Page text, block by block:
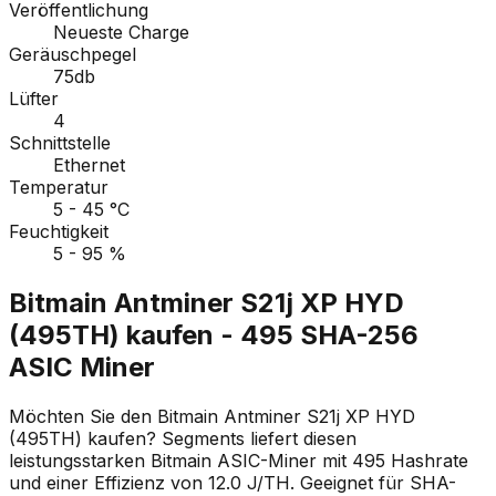
Veröffentlichung
Neueste Charge
Geräuschpegel
75db
Lüfter
4
Schnittstelle
Ethernet
Temperatur
5 - 45 °C
Feuchtigkeit
5 - 95 %
Bitmain Antminer S21j XP HYD
(495TH) kaufen - 495 SHA-256
ASIC Miner
Möchten Sie den Bitmain Antminer S21j XP HYD
(495TH) kaufen? Segments liefert diesen
leistungsstarken Bitmain ASIC-Miner mit 495 Hashrate
und einer Effizienz von 12.0 J/TH. Geeignet für SHA-